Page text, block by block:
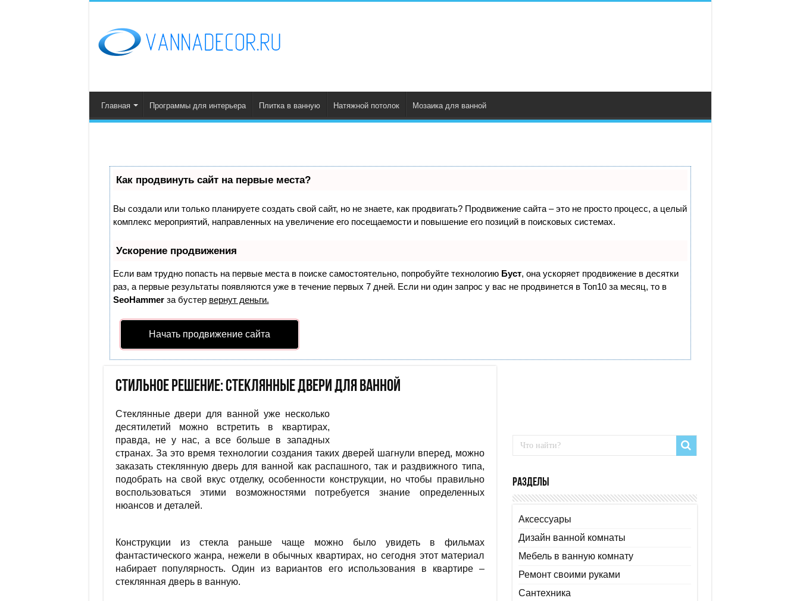
Главная Программы для интерьера Плитка в ванную Натяжной потолок Мозаика для ванной
Как продвинуть сайт на первые места?
Вы создали или только планируете создать свой сайт, но не знаете, как продвигать? Продвижение сайта – это не просто процесс, а целый
комплекс мероприятий, направленных на увеличение его посещаемости и повышение его позиций в поисковых системах.
Ускорение продвижения
Если вам трудно попасть на первые места в поиске самостоятельно, попробуйте технологию Буст, она ускоряет продвижение в десятки
раз, а первые результаты появляются уже в течение первых 7 дней. Если ни один запрос у вас не продвинется в Топ10 за месяц, то в
SeoHammerза бустер вернут деньги.
Начать продвижение сайта
Стильное решение: стеклянные двери для ванной
Стеклянные двери для ванной уже несколько
десятилетий можно встретить в квартирах,
правда, не у нас, а все больше в западных
странах. За это время технологии создания таких дверей шагнули вперед, можно
заказать стеклянную дверь для ванной как распашного, так и раздвижного типа,
подобрать на свой вкус отделку, особенности конструкции, но чтобы правильно
воспользоваться этими возможностями потребуется знание определенных
нюансов и деталей.
Конструкции из стекла раньше чаще можно было увидеть в фильмах
фантастического жанра, нежели в обычных квартирах, но сегодня этот материал
набирает популярность. Один из вариантов его использования в квартире –
стеклянная дверь в ванную.
Разделы
Аксессуары
Дизайн ванной комнаты
Мебель в ванную комнату
Ремонт своими руками
Сантехника